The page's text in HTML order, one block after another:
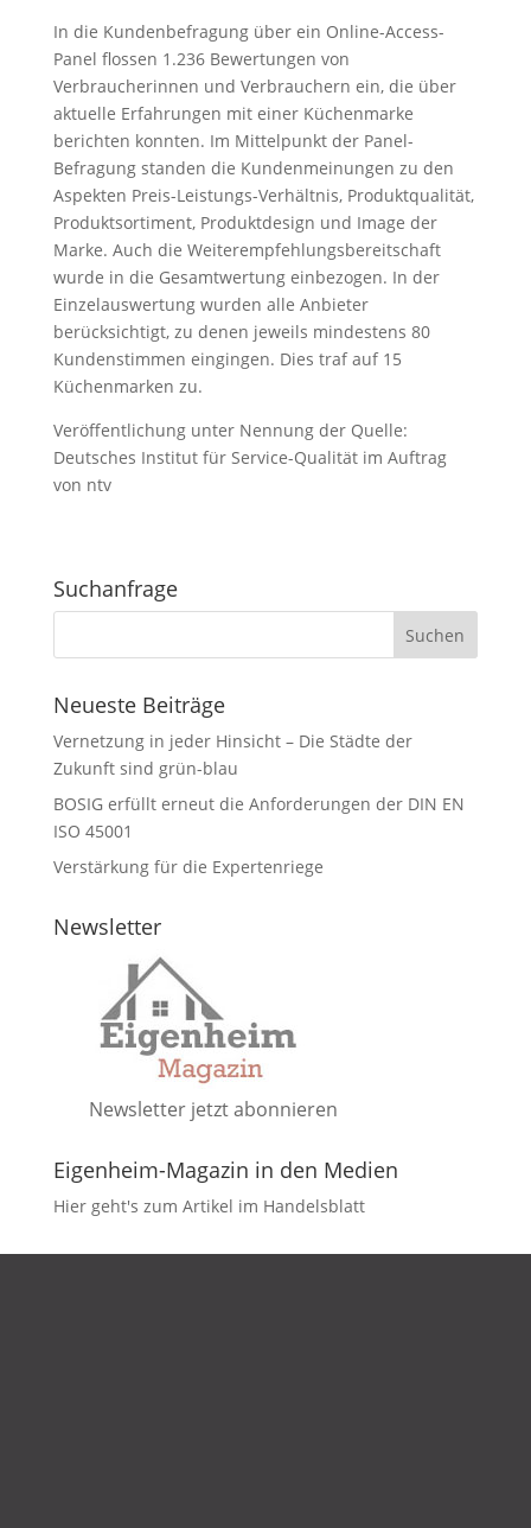
In die Kundenbefragung über ein Online-Access-
Panel flossen 1.236 Bewertungen von
Verbraucherinnen und Verbrauchern ein, die über
aktuelle Erfahrungen mit einer Küchenmarke
berichten konnten. Im Mittelpunkt der Panel-
Befragung standen die Kundenmeinungen zu den
Aspekten Preis-Leistungs-Verhältnis, Produktqualität,
Produktsortiment, Produktdesign und Image der
Marke. Auch die Weiterempfehlungsbereitschaft
wurde in die Gesamtwertung einbezogen. In der
Einzelauswertung wurden alle Anbieter
berücksichtigt, zu denen jeweils mindestens 80
Kundenstimmen eingingen. Dies traf auf 15
Küchenmarken zu.
Veröffentlichung unter Nennung der Quelle:
Deutsches Institut für Service-Qualität im Auftrag
von ntv
Suchanfrage
Neueste Beiträge
Vernetzung in jeder Hinsicht – Die Städte der
Zukunft sind grün-blau
BOSIG erfüllt erneut die Anforderungen der DIN EN
ISO 45001
Verstärkung für die Expertenriege
Newsletter
Newsletter jetzt abonnieren
Eigenheim-Magazin in den Medien
Hier geht's zum Artikel im Handelsblatt
DATENSCHUTZ